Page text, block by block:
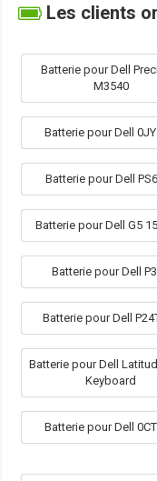
Les clients
Batterie pour Dell
M3540
Batterie pour Dell
Batterie pour Dell
Batterie pour Dell G5
Batterie pour Dell
Batterie pour Dell
Batterie pour Dell
Keyboard
Batterie pour Dell